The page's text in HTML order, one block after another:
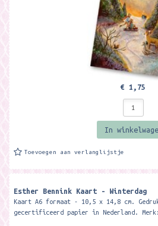
€ 1,75
In
Toevoegen aan verlanglijstje
Esther Bennink Kaart - Winterdag
Kaart A6 formaat - 10,5 x 14,8 cm.
gecertificeerd papier in Nederland.